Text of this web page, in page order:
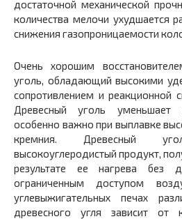
достаточной механической
количества мелочи ухудшается
снижения газопроницаемости
Очень хорошим
уголь, обладающий высокими
сопротивлением и реакционной
Древесный уголь уменьшает
особенно важно при выплавке
кремния. Древесный
высокоуглеродистый продукт,
результате ее нагрева без
ограниченным доступом
углевыжигательных печах
древесного угля зависит от